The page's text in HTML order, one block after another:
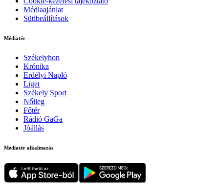
Médiaajánlat
Sütibeállítások
Médiatér
Székelyhon
Krónika
Erdélyi Napló
Liget
Székely Sport
Nőileg
Főtér
Rádió GaGa
Jóállás
Médiatér alkalmazás